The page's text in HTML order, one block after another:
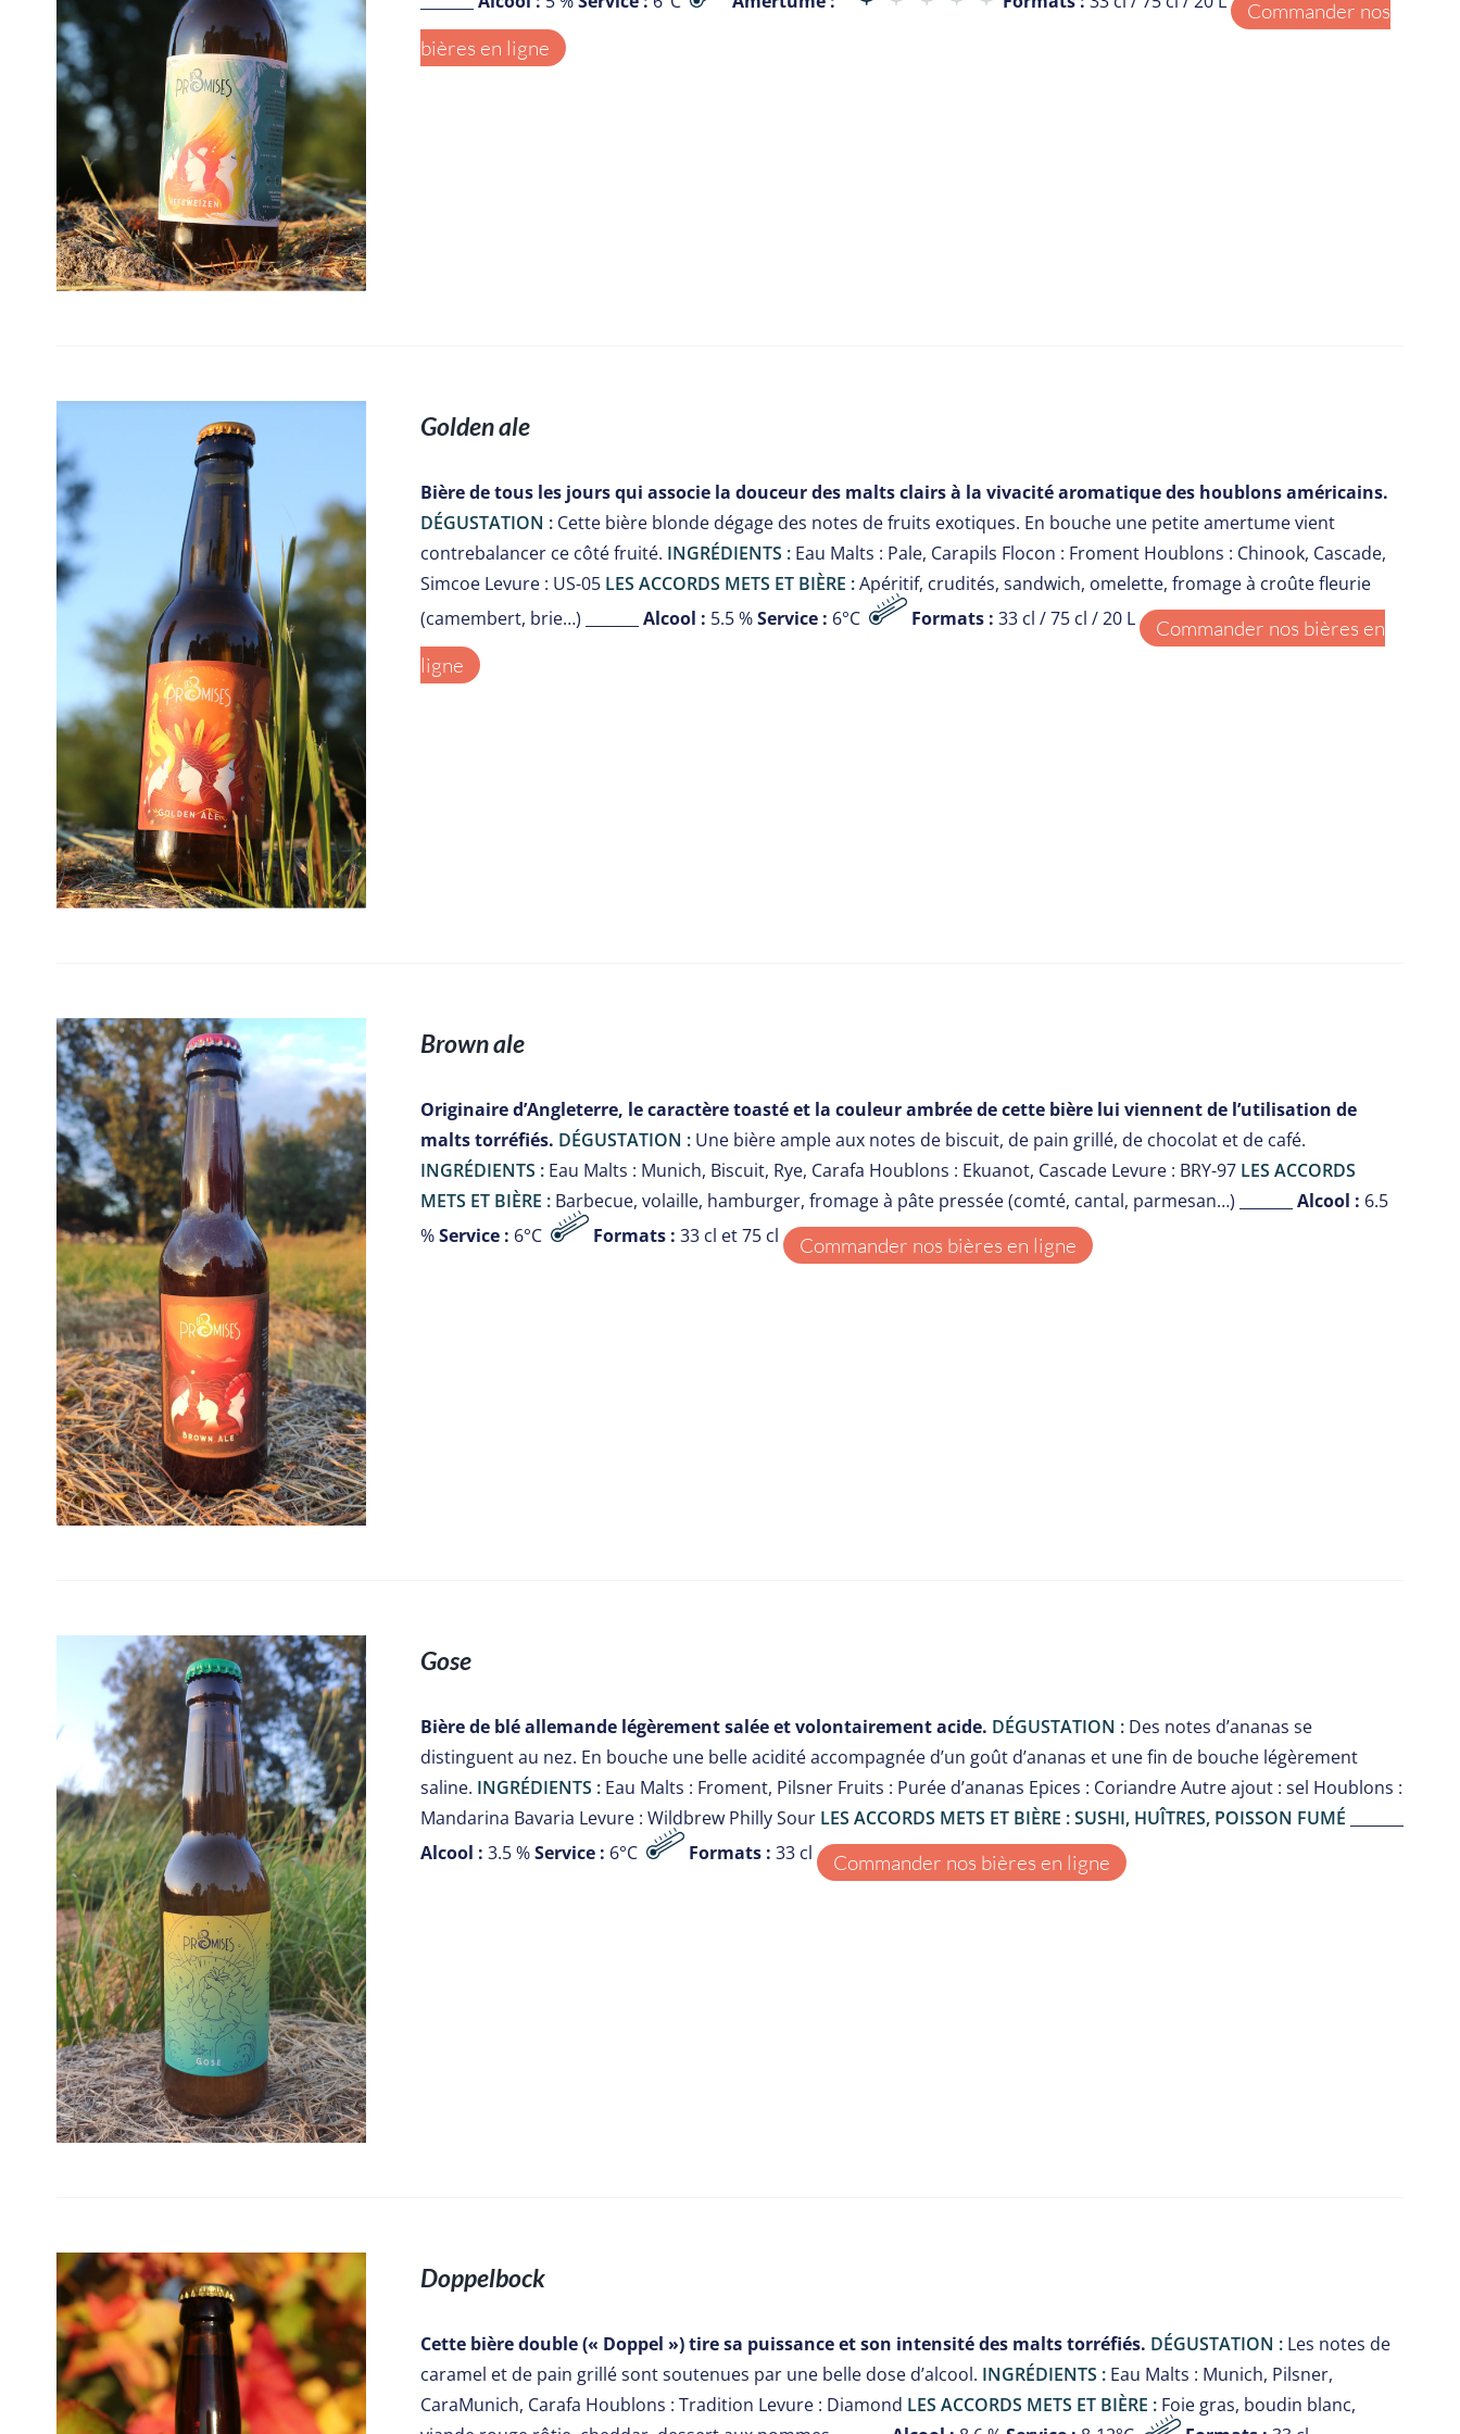
Commander nos
bières en ligne
Golden ale
Bière de tous les jours qui associe la douceur des malts clairs à la vivacité aromatique des houblons américains.
DÉGUSTATION :Cette bière blonde dégage des notes de fruits exotiques. En bouche une petite amertume vient
contrebalancer ce côté fruité. INGRÉDIENTS :Eau Malts : Pale, Carapils Flocon : Froment Houblons : Chinook, Cascade,
Simcoe Levure : US-05 LES ACCORDS METS ET BIÈRE :Apéritif, crudités, sandwich, omelette, fromage à croûte fleurie
(camembert, brie…) _______ Alcool : 5.5 %Service : 6°C Formats : 33 cl / 75 cl / 20 L
Commander nos bières en
ligne
Brown ale
Originaire d’Angleterre, le caractère toasté et la couleur ambrée de cette bière lui viennent de l’utilisation de
malts torréfiés. DÉGUSTATION :Une bière ample aux notes de biscuit, de pain grillé, de chocolat et de café.
INGRÉDIENTS :Eau Malts : Munich, Biscuit, Rye, Carafa Houblons : Ekuanot, Cascade Levure : BRY-97 LES ACCORDS
METS ET BIÈRE :Barbecue, volaille, hamburger, fromage à pâte pressée (comté, cantal, parmesan…) _______ Alcool : 6.5
%Service : 6°C Formats : 33 cl et 75 cl Commander nos bières en ligne
Gose
Bière de blé allemande légèrement salée et volontairement acide. DÉGUSTATION :Des notes d’ananas se
distinguent au nez. En bouche une belle acidité accompagnée d’un goût d’ananas et une fin de bouche légèrement
saline. INGRÉDIENTS :Eau Malts : Froment, Pilsner Fruits : Purée d’ananas Epices : Coriandre Autre ajout : sel Houblons :
Mandarina Bavaria Levure : Wildbrew Philly Sour LES ACCORDS METS ET BIÈRE : SUSHI, HUÎTRES, POISSON FUMÉ
Alcool : 3.5 %Service : 6°C Formats : 33 cl Commander nos bières en ligne
Doppelbock
Cette bière double (« Doppel ») tire sa puissance et son intensité des malts torréfiés. DÉGUSTATION :Les notes de
caramel et de pain grillé sont soutenues par une belle dose d’alcool. INGRÉDIENTS :Eau Malts : Munich, Pilsner,
CaraMunich, Carafa Houblons : Tradition Levure : Diamond LES ACCORDS METS ET BIÈRE :Foie gras, boudin blanc,